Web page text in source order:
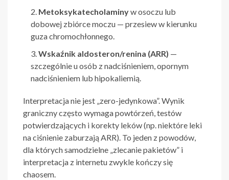
Metoksykatecholaminyw osoczu lub
dobowej zbiórce moczu — przesiew w kierunku
guza chromochłonnego.
Wskaźnik aldosteron/renina (ARR) —
szczególnie u osób z nadciśnieniem, opornym
nadciśnieniem lub hipokaliemią.
Interpretacja nie jest „zero-jedynkowa”. Wynik
graniczny często wymaga powtórzeń, testów
potwierdzających i korekty leków (np. niektóre leki
na ciśnienie zaburzają ARR). To jeden z powodów,
dla których samodzielne „zlecanie pakietów” i
interpretacja z internetu zwykle kończy się
chaosem.